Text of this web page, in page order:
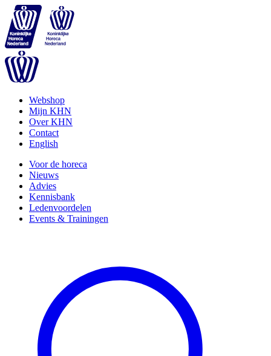
Webshop
Mijn KHN
Over KHN
Contact
English
Voor de horeca
Nieuws
Advies
Kennisbank
Ledenvoordelen
Events & Trainingen